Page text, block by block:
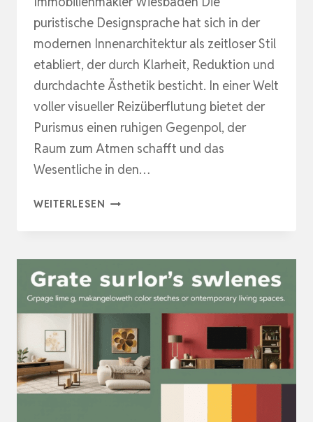
puristische Designsprache hat sich in der
modernen Innenarchitektur als zeitloser Stil
etabliert, der durch Klarheit, Reduktion und
durchdachte Ästhetik besticht. In einer Welt
voller visueller Reizüberflutung bietet der
Purismus einen ruhigen Gegenpol, der
Raum zum Atmen schafft und das
Wesentliche in den…
WEITERLESEN KLARE
ELEGANZ